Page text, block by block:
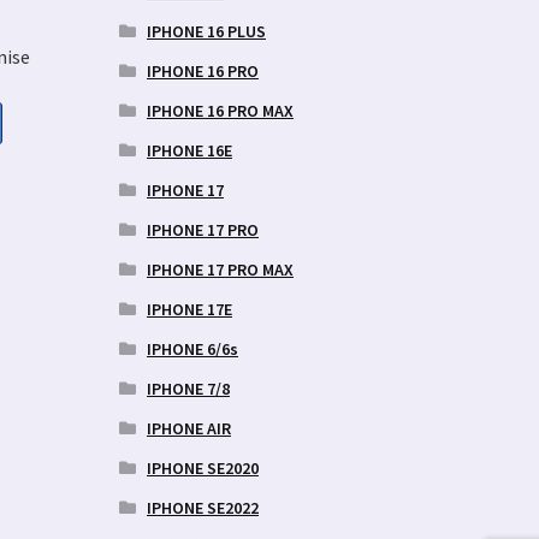
IPHONE 16 PLUS
IPHONE 16 PRO
IPHONE 16 PRO MAX
IPHONE 16E
IPHONE 17
IPHONE 17 PRO
IPHONE 17 PRO MAX
IPHONE 17E
IPHONE 6/6s
IPHONE 7/8
IPHONE AIR
IPHONE SE2020
IPHONE SE2022